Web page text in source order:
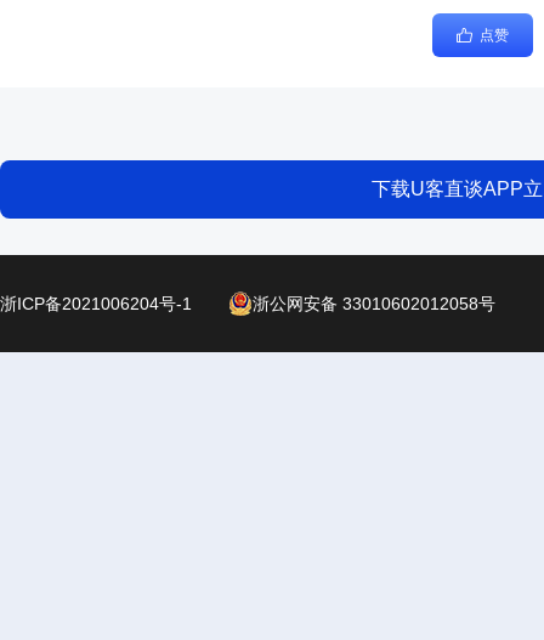
点赞
下载U客直谈APP
浙ICP备2021006204号-1 浙公网安备 33010602012058号